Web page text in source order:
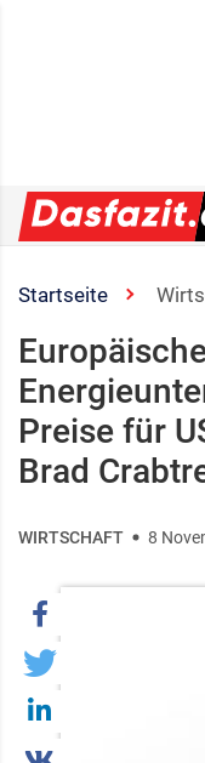
Startseite
Preise für
Brad
WIRTSCHAFT 8